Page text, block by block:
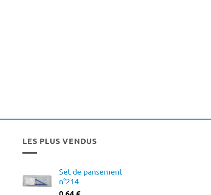
LES PLUS VENDUS
Set de pansement
n°214